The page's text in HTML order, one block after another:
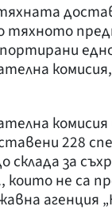
тяхното
228
склада за
които не са
агенция